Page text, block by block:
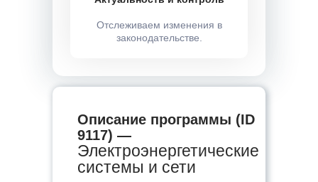
Отслеживаем изменения в
законодательстве.
Описание программы (ID
9117) —
Электроэнергетические
системы и сети